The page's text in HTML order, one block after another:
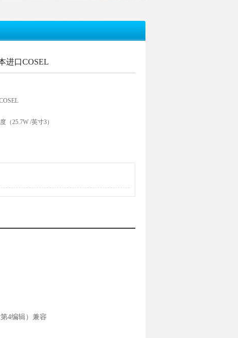
进口COSEL
（25.7W /英寸3）
24V输出）
输入输出：2 MOPP）
4编辑）兼容